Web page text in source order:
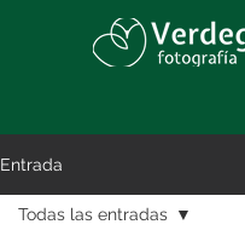
Entrada
Todas las entradas